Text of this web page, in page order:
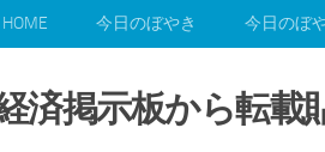
HOME 今日のぼやき 今日のぼ
済掲示板から転載